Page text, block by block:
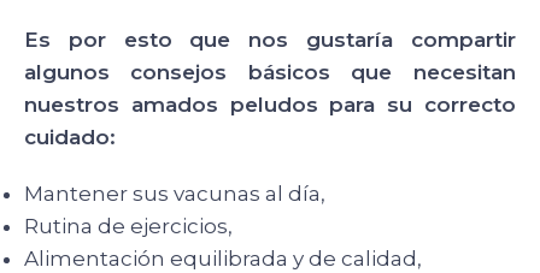
Es por esto que nos gustaría compartir
algunos consejos básicos que necesitan
nuestros amados peludos para su correcto
cuidado:
Mantener sus vacunas al día,
Rutina de ejercicios,
Alimentación equilibrada y de calidad,